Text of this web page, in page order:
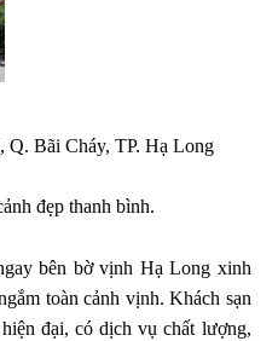
Q. Bãi Cháy, TP. Hạ Long
đẹp thanh bình.
bên bờ vịnh Hạ Long xinh
toàn cảnh vịnh. Khách sạn
đại, có dịch vụ chất lượng,